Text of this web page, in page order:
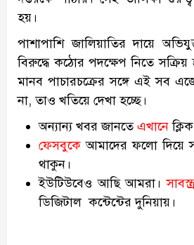
হয়।
পাশাপাশি জালিয়াতির দায়ে
বিরুদ্ধে কঠোর পদক্ষেপ নিতে
মানব পাচারচক্রের সঙ্গে এই সব
না, তাও খতিয়ে দেখা হচ্ছে।
অন্যান্য খবর জানতে এখানে
ফেসবুকে আমাদের ফলো দিয়ে
থাকুন।
ইউটিউবেও আছি আমরা।
ডিজিটাল কন্টেন্টের দুনিয়ায়।